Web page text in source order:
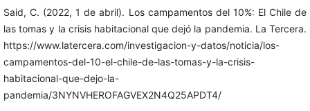
Said, C. (2022, 1 de abril). Los campamentos del 10%: El Chile de
las tomas y la crisis habitacional que dejó la pandemia. La Tercera.
https://www.latercera.com/investigacion-y-datos/noticia/los-
campamentos-del-10-el-chile-de-las-tomas-y-la-crisis-
habitacional-que-dejo-la-
pandemia/3NYNVHEROFAGVEX2N4Q25APDT4/